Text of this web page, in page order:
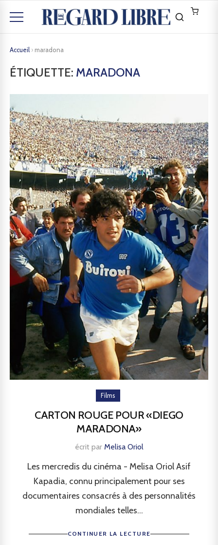
Accueil › maradona
ÉTIQUETTE: MARADONA
Films
CARTON ROUGE POUR «DIEGO
MARADONA»
écrit par Melisa Oriol
Les mercredis du cinéma - Melisa Oriol Asif
Kapadia, connu principalement pour ses
documentaires consacrés à des personnalités
mondiales telles...
CONTINUER LA LECTURE